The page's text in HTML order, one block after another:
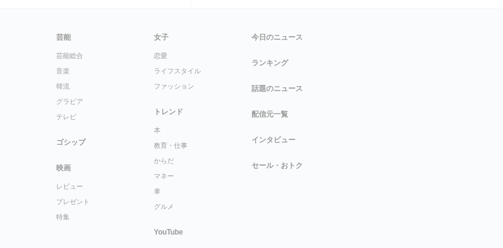
芸能
芸能総合
音楽
韓流
グラビア
テレビ
ゴシップ
映画
レビュー
プレゼント
特集
女子
恋愛
ライフスタイル
ファッション
トレンド
本
教育・仕事
からだ
マネー
車
グルメ
YouTube
今日のニュース
ランキング
話題のニュース
配信元一覧
インタビュー
セール・おトク